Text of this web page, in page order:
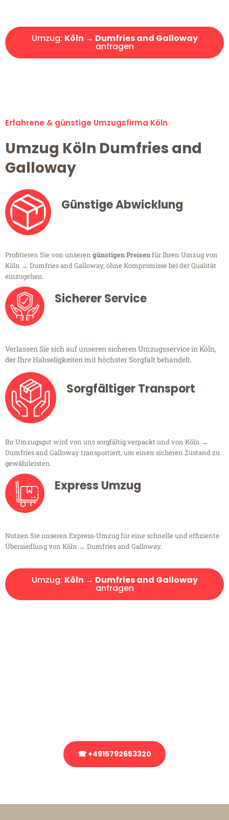
Umzug: Köln → Dumfries and Galloway
anfragen
Erfahrene & günstige Umzugsfirma Köln
Umzug Köln Dumfries and
Galloway
Günstige Abwicklung
Profitieren Sie von unseren günstigen Preisenfür Ihren Umzug von
Köln → Dumfries and Galloway, ohne Kompromisse bei der Qualität
einzugehen.
Sicherer Service
Verlassen Sie sich auf unseren sicheren Umzugsservice in Köln,
der Ihre Habseligkeiten mit höchster Sorgfalt behandelt.
Sorgfältiger Transport
Ihr Umzugsgut wird von uns sorgfältig verpackt und von Köln →
Dumfries and Galloway transportiert, um einen sicheren Zustand zu
gewährleisten.
Express Umzug
Nutzen Sie unseren Express-Umzug für eine schnelle und effiziente
Übersiedlung von Köln → Dumfries and Galloway.
Umzug: Köln → Dumfries and Galloway
anfragen
☎ +4915792653320